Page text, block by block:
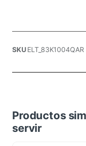
SKUELT_83K1004QAR
Productos
servir